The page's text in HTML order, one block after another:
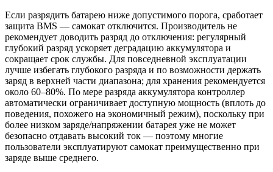
Если разрядить батарею ниже допустимого порога, сработает
защита BMS — самокат отключится. Производитель не
рекомендует доводить разряд до отключения: регулярный
глубокий разряд ускоряет деградацию аккумулятора и
сокращает срок службы. Для повседневной эксплуатации
лучше избегать глубокого разряда и по возможности держать
заряд в верхней части диапазона; для хранения рекомендуется
около 60–80%. По мере разряда аккумулятора контроллер
автоматически ограничивает доступную мощность (вплоть до
поведения, похожего на экономичный режим), поскольку при
более низком заряде/напряжении батарея уже не может
безопасно отдавать высокий ток — поэтому многие
пользователи эксплуатируют самокат преимущественно при
заряде выше среднего.